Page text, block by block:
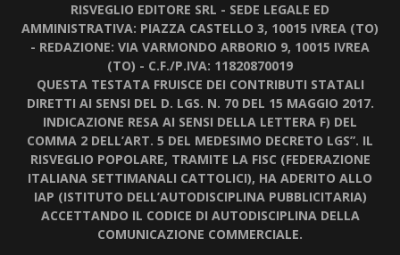
RISVEGLIO EDITORE SRL - SEDE LEGALE ED
AMMINISTRATIVA: PIAZZA CASTELLO 3, 10015 IVREA (TO)
- REDAZIONE: VIA VARMONDO ARBORIO 9, 10015 IVREA
(TO) - C.F./P.IVA: 11820870019
QUESTA TESTATA FRUISCE DEI CONTRIBUTI STATALI
DIRETTI AI SENSI DEL D. LGS. N. 70 DEL 15 MAGGIO 2017.
INDICAZIONE RESA AI SENSI DELLA LETTERA F) DEL
COMMA 2 DELL’ART. 5 DEL MEDESIMO DECRETO LGS”. IL
RISVEGLIO POPOLARE, TRAMITE LA FISC (FEDERAZIONE
ITALIANA SETTIMANALI CATTOLICI), HA ADERITO ALLO
IAP (ISTITUTO DELL’AUTODISCIPLINA PUBBLICITARIA)
ACCETTANDO IL CODICE DI AUTODISCIPLINA DELLA
COMUNICAZIONE COMMERCIALE.